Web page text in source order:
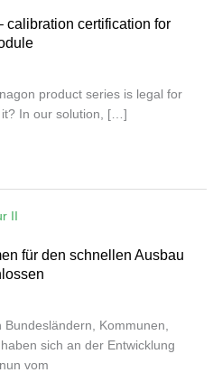
calibration certification for
product series is legal for
In our solution, […]
für den schnellen Ausbau
Kommunen,
sich an der Entwicklung
vom